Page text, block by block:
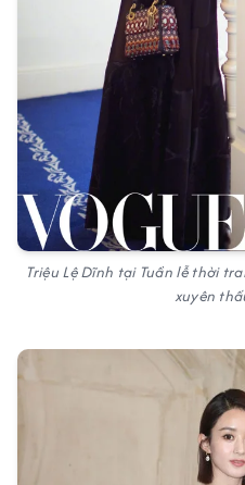
Triệu Lệ Dĩnh tại Tuần lễ thời
xuyên